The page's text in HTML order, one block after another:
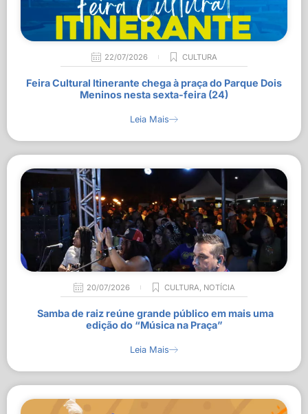
22/07/2026 CULTURA
Feira Cultural Itinerante chega à praça do Parque Dois
Meninos nesta sexta-feira (24)
Leia Mais
20/07/2026 CULTURA, NOTÍCIA
Samba de raiz reúne grande público em mais uma
edição do “Música na Praça”
Leia Mais